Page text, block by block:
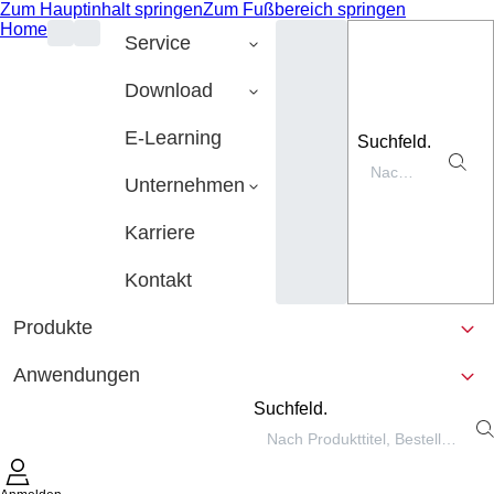
Zum Hauptinhalt springenZum Fußbereich springen
Home
Service
Download
E-Learning
Unternehmen
Karriere
Kontakt
Suchfeld.
Produkte
Anwendungen
Suchfeld.